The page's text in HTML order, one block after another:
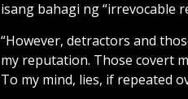
isang bahagi ng “irrevocable
“However, detractors and
my reputation. Those covert
To my mind, lies, if repeated